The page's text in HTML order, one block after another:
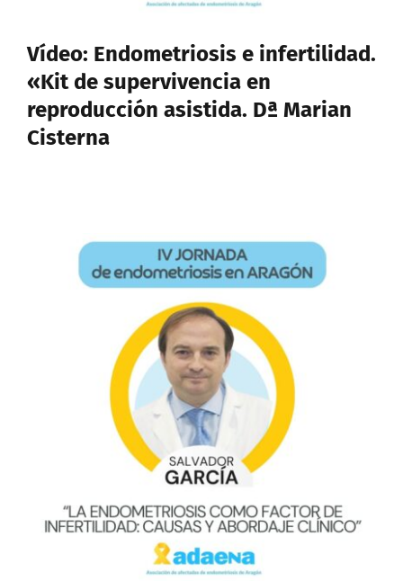
Vídeo: Endometriosis e infertilidad.
«Kit de supervivencia en
reproducción asistida. Dª Marian
Cisterna